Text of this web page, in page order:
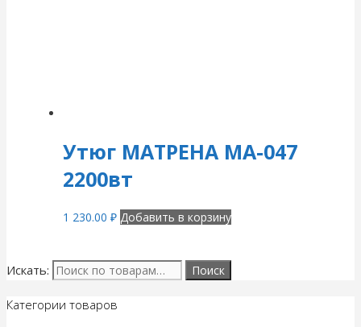
Утюг МАТРЕНА МА-047
2200вт
1 230.00 ₽ Добавить в корзину
Искать:
Категории товаров